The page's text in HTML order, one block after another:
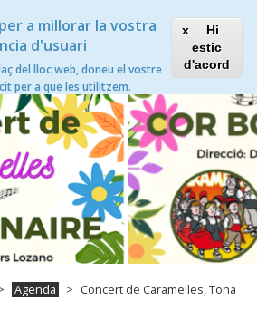
a millorar la vostra
d'usuari
del lloc web, doneu el vostre
per a que les utilitzem.
Hi
estic
d'acord
Xanascat
Tona
Agenda Concert de Caramelles, Tona